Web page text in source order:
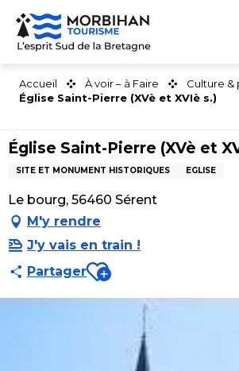
Aller
contenu
Accueil À voir – à Faire
Culture &
Église Saint-Pierre (XVè et XVIè s.)
Église Saint-Pierre (XVè et
SITE ET MONUMENT HISTORIQUES EGLISE
Le bourg, 56460 Sérent
M'y rendre
J'y vais en train !
PartagerAjouter aux favoris